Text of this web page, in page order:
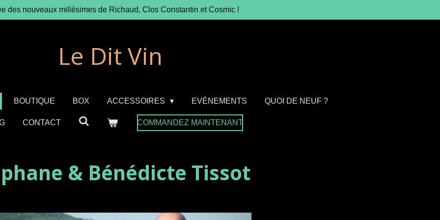
des nouveaux millésimes de Richaud, Clos Constantin et Cosmic !
Le Dit Vin
BOUTIQUE BOX ACCESSOIRES EVÉNEMENTS QUOI DE NEUF ?
CONTACT COMMANDEZ MAINTENANT
& Bénédicte Tissot